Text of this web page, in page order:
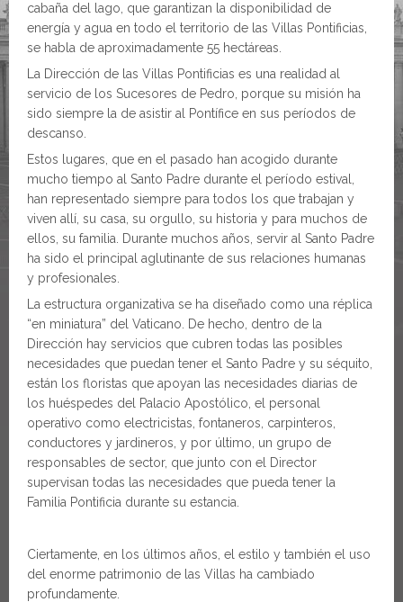
cabaña del lago, que garantizan la disponibilidad de
energía y agua en todo el territorio de las Villas Pontificias,
se habla de aproximadamente 55 hectáreas.
La Dirección de las Villas Pontificias es una realidad al
servicio de los Sucesores de Pedro, porque su misión ha
sido siempre la de asistir al Pontífice en sus períodos de
descanso.
Estos lugares, que en el pasado han acogido durante
mucho tiempo al Santo Padre durante el período estival,
han representado siempre para todos los que trabajan y
viven allí, su casa, su orgullo, su historia y para muchos de
ellos, su familia. Durante muchos años, servir al Santo Padre
ha sido el principal aglutinante de sus relaciones humanas
y profesionales.
La estructura organizativa se ha diseñado como una réplica
“en miniatura” del Vaticano. De hecho, dentro de la
Dirección hay servicios que cubren todas las posibles
necesidades que puedan tener el Santo Padre y su séquito,
están los floristas que apoyan las necesidades diarias de
los huéspedes del Palacio Apostólico, el personal
operativo como electricistas, fontaneros, carpinteros,
conductores y jardineros, y por último, un grupo de
responsables de sector, que junto con el Director
supervisan todas las necesidades que pueda tener la
Familia Pontificia durante su estancia.
Ciertamente, en los últimos años, el estilo y también el uso
del enorme patrimonio de las Villas ha cambiado
profundamente.